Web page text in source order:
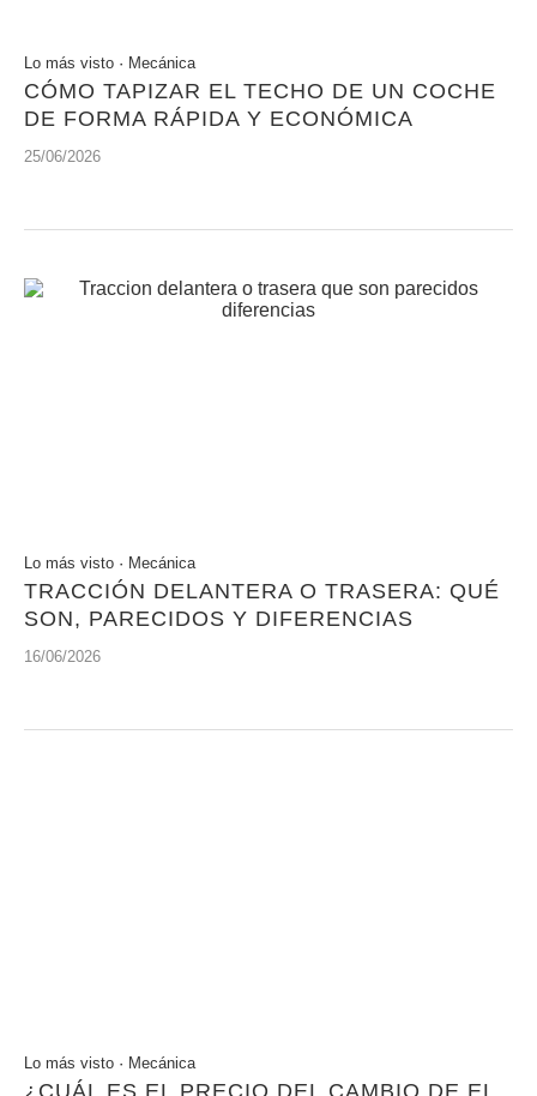
Lo más visto · Mecánica
CÓMO TAPIZAR EL TECHO DE UN COCHE
DE FORMA RÁPIDA Y ECONÓMICA
25/06/2026
Lo más visto · Mecánica
TRACCIÓN DELANTERA O TRASERA: QUÉ
SON, PARECIDOS Y DIFERENCIAS
16/06/2026
Lo más visto · Mecánica
¿CUÁL ES EL PRECIO DEL CAMBIO DE EL